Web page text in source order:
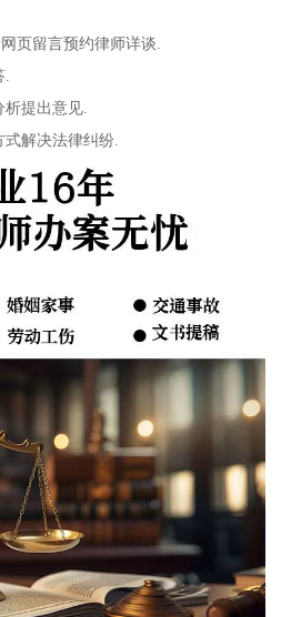
页留言预约律师详谈.
提出意见.
解决法律纠纷.